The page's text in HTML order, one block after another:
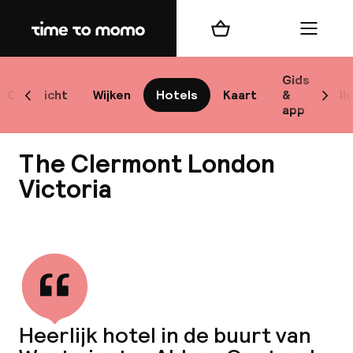
Home
Overzicht Wijken Hotels Kaart
Gids
&
app
Scroll naar links
Winkelmand Menu
The Clermont London
Victoria
Heerlijk hotel in de buurt van